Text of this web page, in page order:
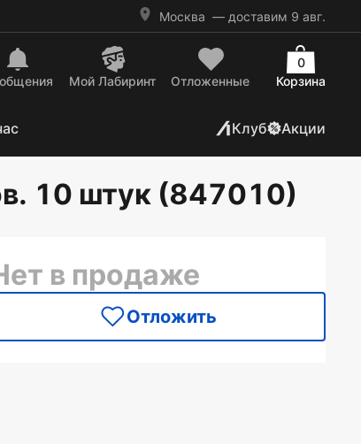
Москва — доставим 9 авг.
Mой Лабиринт Отложенные Корзина
0
Клуб Акции
10 штук (847010)
в продаже
Отложить